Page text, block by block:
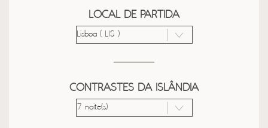
LOCAL DE PARTIDA
CONTRASTES DA ISLÂNDIA